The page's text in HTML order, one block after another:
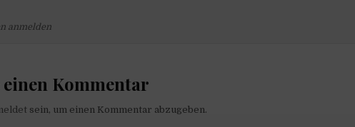
anmelden
Kommentar
sein, um einen Kommentar abzugeben.